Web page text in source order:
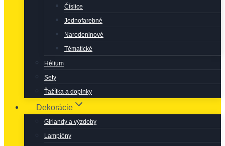
Číslice
Jednofarebné
Narodeninové
Tématické
Hélium
Sety
Ťažítka a doplnky
Dekorácie
Girlandy a výzdoby
Lampióny